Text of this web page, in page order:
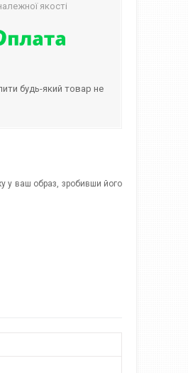
якості
будь-який товар не
у ваш образ, зробивши його